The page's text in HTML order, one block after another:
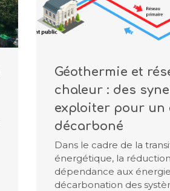
Géothermie et
chaleur : des
exploiter pour un
décarboné
Dans le cadre de la
énergétique, la
dépendance aux
décarbonation des